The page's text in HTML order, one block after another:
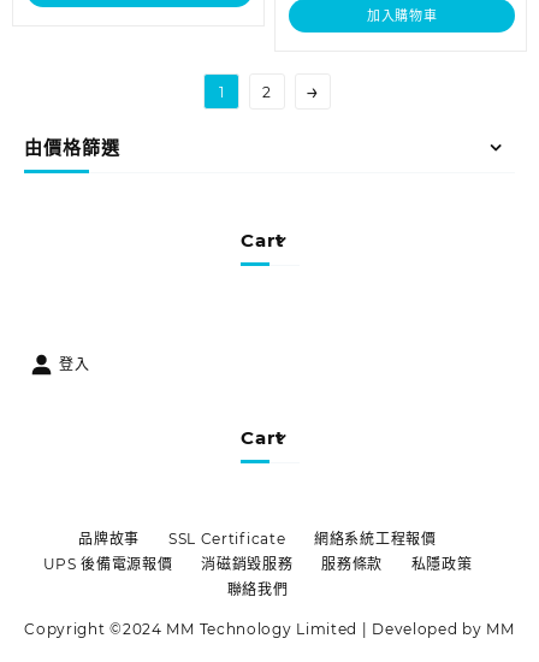
由價格篩選
Cart
加入購物車
1 2 →
登入
Cart
品牌故事 SSL Certificate
網絡系統工程報價
UPS 後備電源報價
消磁銷毀服務 服務條款
私隱政策
聯絡我們
Copyright ©2024 MM Technology Limited | Developed by MM